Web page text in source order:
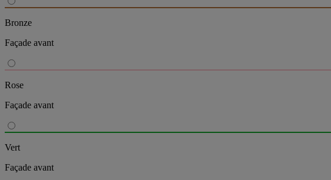
Bronze
Façade avant
Rose
Façade avant
Vert
Façade avant